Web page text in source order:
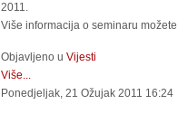
2011.
Više informacija o seminaru
Objavljeno u Vijesti
Više...
Ponedjeljak, 21 Ožujak 2011 16:24